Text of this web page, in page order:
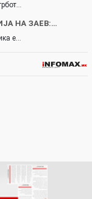
НА ЗАЕВ:…
е…